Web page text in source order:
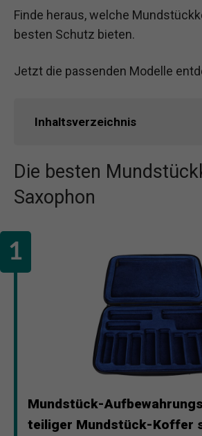
Finde heraus, welche
besten Schutz bieten.
Jetzt die passenden Modelle
Inhaltsverzeichnis
Die besten
Saxophon
Mundstück-
teiliger Mundstück-Koffer